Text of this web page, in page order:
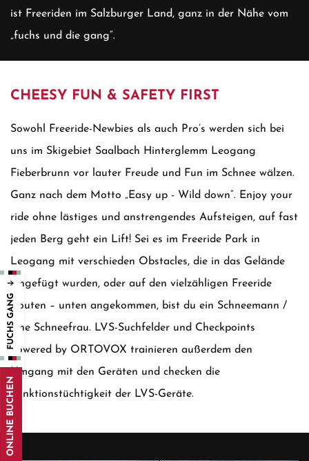
ist Freeriden im Salzburger Land, ganz in der Nähe vom
„fuchs und die gang”.
CHEESY FUN & SAFETY FIRST
Sowohl Freeride-Newbies als auch Pro’s werden sich bei
uns im Skigebiet Saalbach Hinterglemm Leogang
Fieberbrunn vor lauter Freude und Fun im Schnee wälzen.
Ganz nach dem Motto „Easy up - Wild down“. Enjoy your
ride ohne lästiges und anstrengendes Aufsteigen, auf fast
jeden Berg geht ein Lift! Sei es im Freeride Park in
Leogang mit verschieden Obstacles, die in das Gelände
eingefügt wurden, oder auf den vielzähligen Freeride
Routen – unten angekommen, bist du ein Schneemann /
eine Schneefrau. LVS-Suchfelder und Checkpoints
powered by ORTOVOX trainieren außerdem den
Umgang mit den Geräten und checken die
Funktionstüchtigkeit der LVS-Geräte.
ONLINE BUCHEN